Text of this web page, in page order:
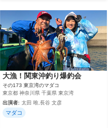
大漁！関東沖釣り爆釣会
その173 東京湾のマダコ
東京都 神奈川県 千葉県 東京湾
出演者: 太田 唯,長谷 文彦
マダコ